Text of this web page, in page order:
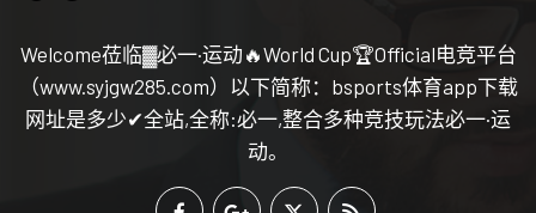
Welcome莅临▓必一·运动🔥World Cup🏆Official电竞平台
（www.syjgw285.com）以下简称：bsports体育app下载
网址是多少✔全站,全称:必一,整合多种竞技玩法必一·运
动。